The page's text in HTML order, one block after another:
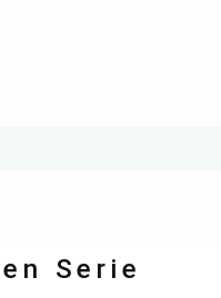
Serie